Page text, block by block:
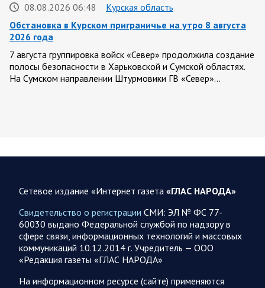
08.08.2026 06:48
Курская область
Обстановка в Курском приграничье на утро 8 августа
2026 года
7 августа группировка войск «Север» продолжила создание
полосы безопасности в Харьковской и Сумской областях.
На Сумском направлении Штурмовики ГВ «Север»…
Олег Царев об Украине к исходу 7 августа 2026 года
По данным украинского центра «Социс», во втором туре
выборов Зеленский разгромно проигрывает любому из трёх
потенциальных соперников. Залужный опережает его…
07.08.2026 21:09
Спецоперация
Сетевое издание «Интернет газета «ГЛАС НАРОДА»
Свидетельство о регистрации СМИ: ЭЛ № ФС 77-
60030 выдано Федеральной службой по надзору в
сфере связи, информационных технологий и массовых
коммуникаций 10.12.2014 г. Учредитель — ООО
«Редакция газеты «ГЛАС НАРОДА»
На информационном ресурсе (сайте) применяются